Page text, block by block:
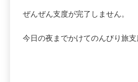
ぜんぜん支度が完了しません。
今日の夜までかけてのんびり旅支